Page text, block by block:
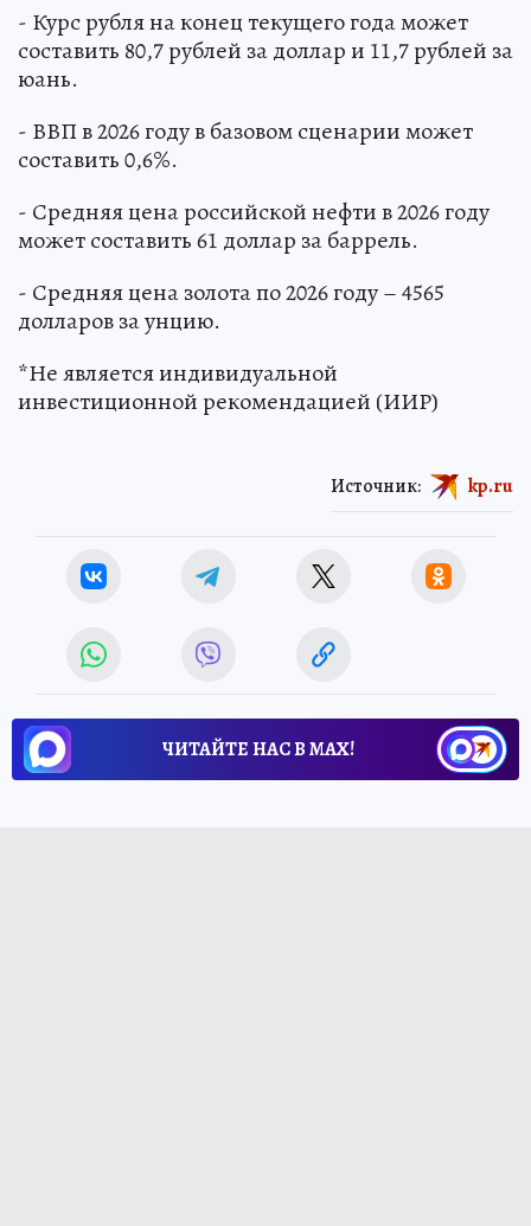
- Курс рубля на конец текущего года может
составить 80,7 рублей за доллар и 11,7 рублей за
юань.
- ВВП в 2026 году в базовом сценарии может
составить 0,6%.
- Средняя цена российской нефти в 2026 году
может составить 61 доллар за баррель.
- Средняя цена золота по 2026 году – 4565
долларов за унцию.
*Не является индивидуальной
инвестиционной рекомендацией (ИИР)
Источник: kp.ru
ЧИТАЙТЕ НАС В МАХ!